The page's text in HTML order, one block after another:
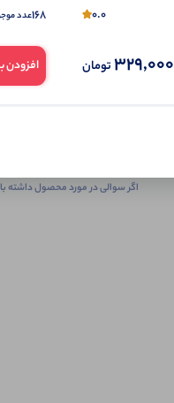
به‌عنوان
شما
اگر سوالی در مورد محصول داشته
0.0
329,000تومان
168عدد
افزودن